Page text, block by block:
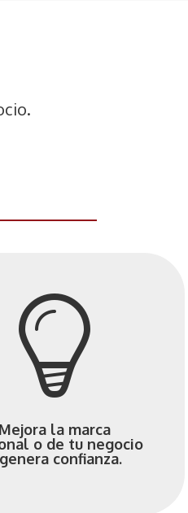
Mejora la marca
o de tu negocio
confianza.